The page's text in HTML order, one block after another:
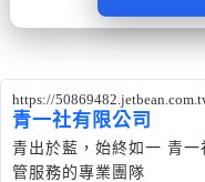
https://
青一社有限公司
青出於藍，始終如一 青
管服務的專業團隊